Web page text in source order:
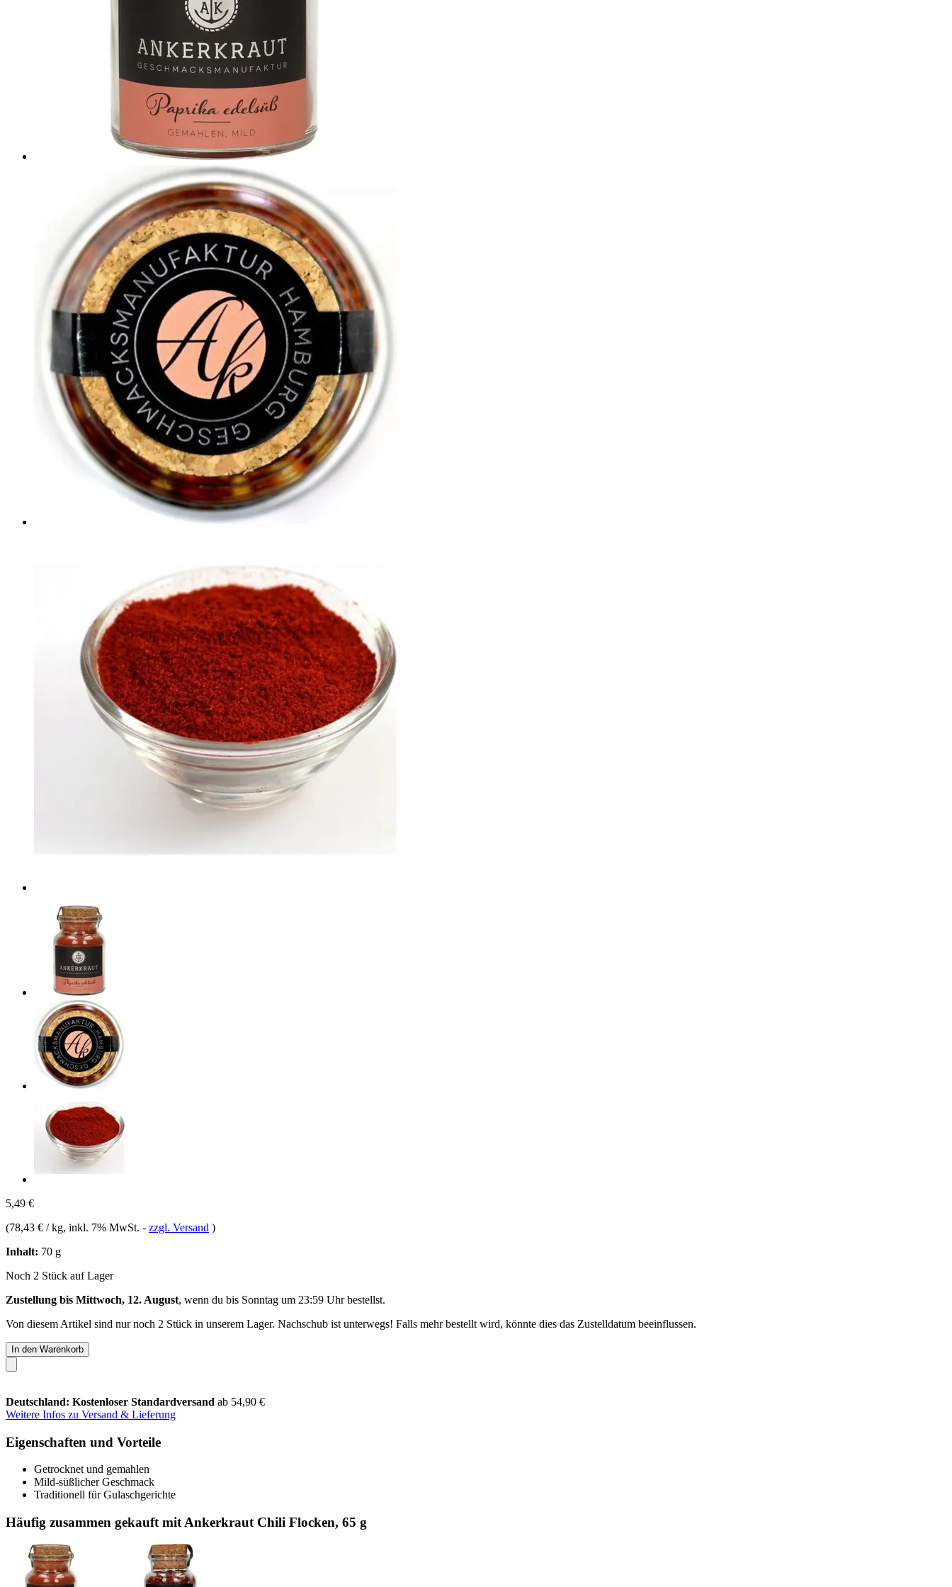
5,49 €
(78,43 € / kg, inkl. 7% MwSt. - zzgl. Versand )
Inhalt: 70 g
Noch 2 Stück auf Lager
Zustellung bis Mittwoch, 12. August, wenn du bis Sonntag um 23:59 Uhrbestellst.
Von diesem Artikel sind nur noch 2 Stück in unserem Lager. Nachschub ist unterwegs! Falls mehr bestellt wird, könnte dies das Zustelldatum beeinflussen.
In den Warenkorb
Deutschland: Kostenloser Standardversand ab 54,90 €
Weitere Infos zu Versand & Lieferung
Eigenschaften und Vorteile
Getrocknet und gemahlen
Mild-süßlicher Geschmack
Traditionell für Gulaschgerichte
Häufig zusammen gekauft mit Ankerkraut Chili Flocken, 65 g